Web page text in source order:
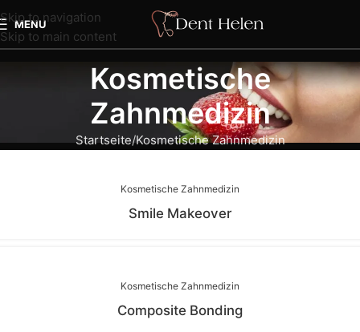
Skip to navigation
Skip to main content
MENU
Kosmetische
Zahnmedizin
Startseite Kosmetische Zahnmedizin
Kosmetische Zahnmedizin
Smile Makeover
Kosmetische Zahnmedizin
Composite Bonding